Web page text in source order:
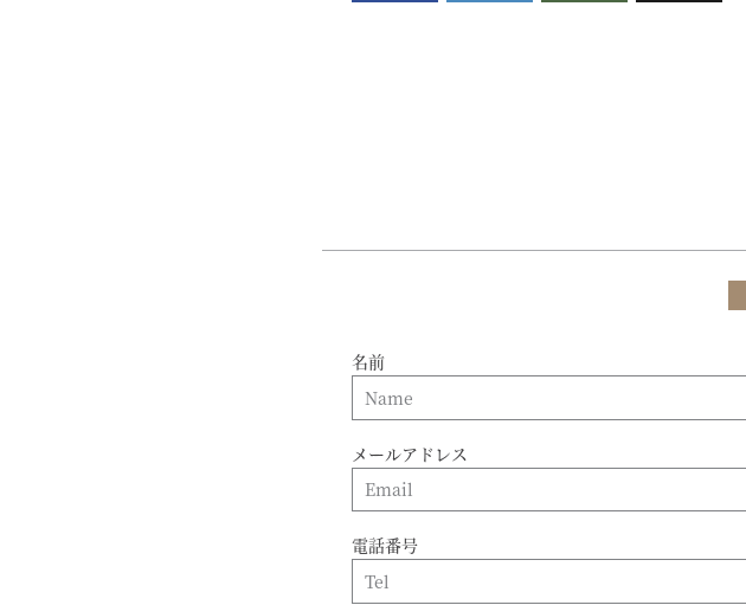
名前
メールアドレス
電話番号